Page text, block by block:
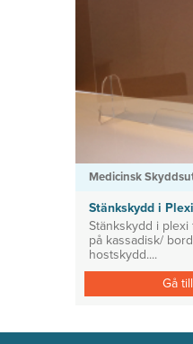
Medicinsk
Stänkskydd i
Stänkskydd i
på kassadisk/
hostskydd....
Gå